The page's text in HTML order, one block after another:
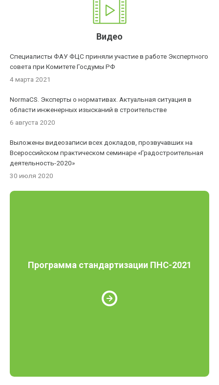
Видео
Специалисты ФАУ ФЦС приняли участие в работе Экспертного
совета при Комитете Госдумы РФ
4 марта 2021
NormaCS. Эксперты о нормативах. Актуальная ситуация в
области инженерных изысканий в строительстве
6 августа 2020
Выложены видеозаписи всех докладов, прозвучавших на
Всероссийском практическом семинаре «Градостроительная
деятельность-2020»
30 июля 2020
Программа стандартизации ПНС-2021